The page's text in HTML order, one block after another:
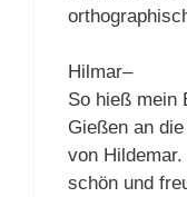
Hilmar–
So hieß mein
Gießen an
von
schön und